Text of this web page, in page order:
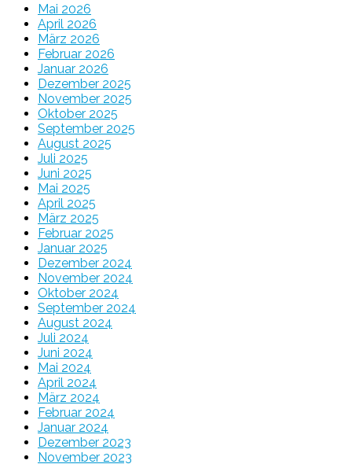
Mai 2026
April 2026
März 2026
Februar 2026
Januar 2026
Dezember 2025
November 2025
Oktober 2025
September 2025
August 2025
Juli 2025
Juni 2025
Mai 2025
April 2025
März 2025
Februar 2025
Januar 2025
Dezember 2024
November 2024
Oktober 2024
September 2024
August 2024
Juli 2024
Juni 2024
Mai 2024
April 2024
März 2024
Februar 2024
Januar 2024
Dezember 2023
November 2023